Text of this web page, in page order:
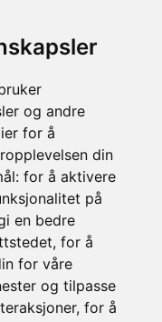
og andre
for å
din
for å aktivere
på
en bedre
, for å
for våre
og tilpasse
, for å